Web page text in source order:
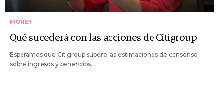
MONEY
Qué sucederá con las acciones de Citigroup
Esperamos que Citigroup supere las estimaciones de consenso
sobre ingresos y beneficios.